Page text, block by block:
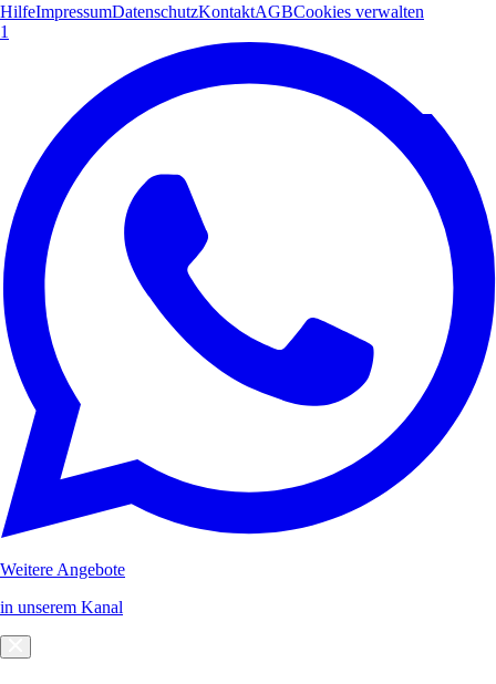
HilfeImpressumDatenschutzKontaktAGBCookies verwalten
1
Weitere Angebote
in unserem Kanal